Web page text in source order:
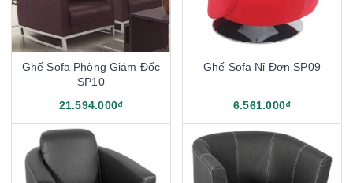
Ghế Sofa Phòng Giám Đốc
SP10
21.594.000₫
Ghế Sofa Nỉ Đơn SP09
6.561.000₫